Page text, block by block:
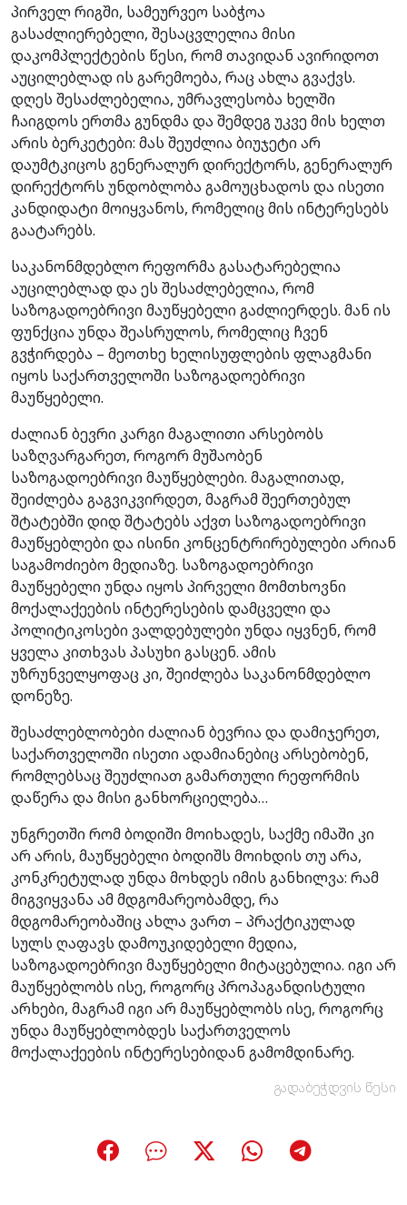
პირველ რიგში, სამეურვეო საბჭოა
გასაძლიერებელი, შესაცვლელია მისი
დაკომპლექტების წესი, რომ თავიდან ავირიდოთ
აუცილებლად ის გარემოება, რაც ახლა გვაქვს.
დღეს შესაძლებელია, უმრავლესობა ხელში
ჩაიგდოს ერთმა გუნდმა და შემდეგ უკვე მის ხელთ
არის ბერკეტები: მას შეუძლია ბიუჯეტი არ
დაუმტკიცოს გენერალურ დირექტორს, გენერალურ
დირექტორს უნდობლობა გამოუცხადოს და ისეთი
კანდიდატი მოიყვანოს, რომელიც მის ინტერესებს
გაატარებს.
საკანონმდებლო რეფორმა გასატარებელია
აუცილებლად და ეს შესაძლებელია, რომ
საზოგადოებრივი მაუწყებელი გაძლიერდეს. მან ის
ფუნქცია უნდა შეასრულოს, რომელიც ჩვენ
გვჭირდება – მეოთხე ხელისუფლების ფლაგმანი
იყოს საქართველოში საზოგადოებრივი
მაუწყებელი.
ძალიან ბევრი კარგი მაგალითი არსებობს
საზღვარგარეთ, როგორ მუშაობენ
საზოგადოებრივი მაუწყებლები. მაგალითად,
შეიძლება გაგვიკვირდეთ, მაგრამ შეერთებულ
შტატებში დიდ შტატებს აქვთ საზოგადოებრივი
მაუწყებლები და ისინი კონცენტრირებულები არიან
საგამოძიებო მედიაზე. საზოგადოებრივი
მაუწყებელი უნდა იყოს პირველი მომთხოვნი
მოქალაქეების ინტერესების დამცველი და
პოლიტიკოსები ვალდებულები უნდა იყვნენ, რომ
ყველა კითხვას პასუხი გასცენ. ამის
უზრუნველყოფაც კი, შეიძლება საკანონმდებლო
დონეზე.
შესაძლებლობები ძალიან ბევრია და დამიჯერეთ,
საქართველოში ისეთი ადამიანებიც არსებობენ,
რომლებსაც შეუძლიათ გამართული რეფორმის
დაწერა და მისი განხორციელება…
უნგრეთში რომ ბოდიში მოიხადეს, საქმე იმაში კი
არ არის, მაუწყებელი ბოდიშს მოიხდის თუ არა,
კონკრეტულად უნდა მოხდეს იმის განხილვა: რამ
მიგვიყვანა ამ მდგომარეობამდე, რა
მდგომარეობაშიც ახლა ვართ – პრაქტიკულად
სულს ღაფავს დამოუკიდებელი მედია,
საზოგადოებრივი მაუწყებელი მიტაცებულია. იგი არ
მაუწყებლობს ისე, როგორც პროპაგანდისტული
არხები, მაგრამ იგი არ მაუწყებლობს ისე, როგორც
უნდა მაუწყებლობდეს საქართველოს
მოქალაქეების ინტერესებიდან გამომდინარე.
გადაბეჭდვის წესი